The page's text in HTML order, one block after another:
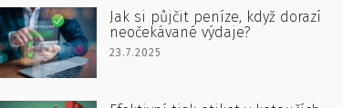
Jak si půjčit peníze, když dorazí
neočekávané výdaje?
23.7.2025